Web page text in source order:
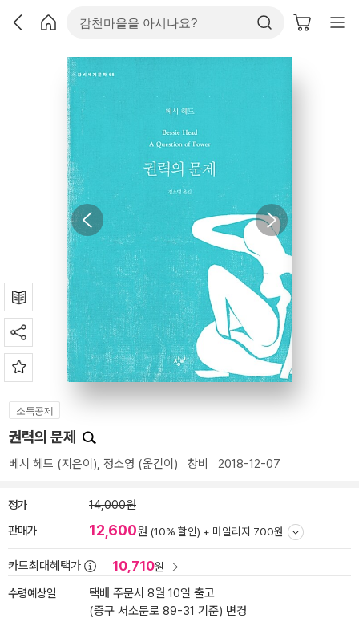
소득공제
권력의 문제
베시 헤드 (지은이), 정소영 (옮긴이) 창비 2018-12-07
정가 14,000원
판매가 12,600원 (10% 할인) + 마일리지 700원
카드최대혜택가 10,710원
수령예상일
택배 주문시 8월 10일 출고
(중구 서소문로 89-31 기준) 변경